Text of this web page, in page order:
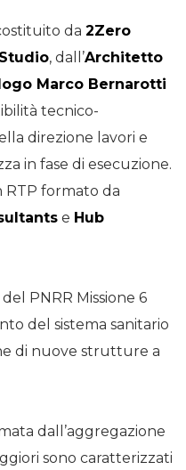
da 2Zero
, dall’Architetto
Marco Bernarotti
tecnico-
direzione lavori e
in fase di esecuzione.
formato da
e Hub
PNRR Missione 6
del sistema sanitario
di nuove strutture a
dall’aggregazione
sono caratterizzati